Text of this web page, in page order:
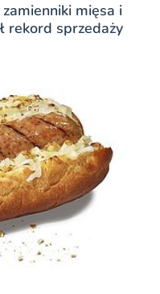
mięsa i
rekord sprzedaży